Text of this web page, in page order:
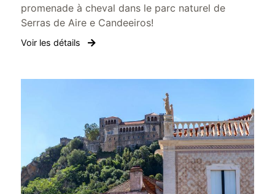
promenade à cheval dans le parc naturel de
Serras de Aire e Candeeiros!
Voir les détails